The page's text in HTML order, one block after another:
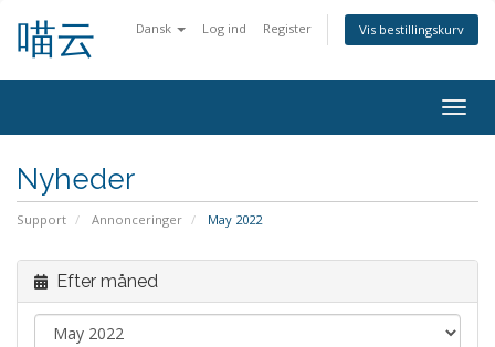
Dansk Log ind Register Vis bestillingskurv
喵云
Nyheder
Support Annonceringer May 2022
Efter måned